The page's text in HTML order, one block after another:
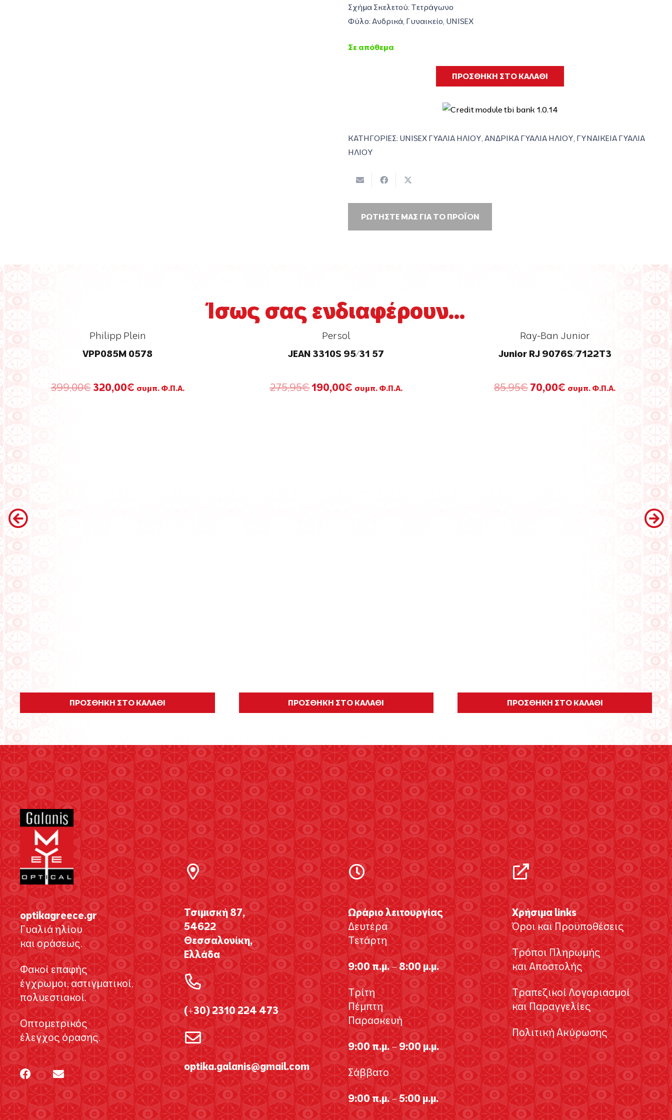
Σχήμα Σκελετού: Τετράγωνο
Φύλο: Ανδρικά, Γυναικείο, UNISEX
Σε απόθεμα
ΠΡΟΣΘΗΚΗ ΣΤΟ ΚΑΛΑΘΙ
ΚΑΤΗΓΟΡΙΕΣ: UNISEX ΓΥΑΛΙΑ ΗΛΙΟΥ, ΑΝΔΡΙΚΑ ΓΥΑΛΙΑ ΗΛΙΟΥ, ΓΥΝΑΙΚΕΙΑ ΓΥΑΛΙΑ
ΗΛΙΟΥ
ΡΩΤΗΣΤΕ ΜΑΣ ΓΙΑ ΤΟ ΠΡΟΪΟΝ
Ίσως σας ενδιαφέρουν...
Philipp Plein
VPP085M 0578
399,00€ Original
320,00€Ησυμπ. Φ.Π.Α.
ΠΡΟΣΘΗΚΗ ΣΤΟ ΚΑΛΑΘΙ
Persol
JEAN 3310S 95/31 57
275,95€Original
190,00€ Η
συμπ. Φ.Π.Α.
ΠΡΟΣΘΗΚΗ ΣΤΟ ΚΑΛΑΘΙ
Ray-Ban Junior
Junior RJ 9076S/7122T3
85,95€ Original
70,00€ Η
συμπ. Φ.Π.Α.
ΠΡΟΣΘΗΚΗ ΣΤΟ ΚΑΛΑΘΙ
optikagreece.gr
Γυαλιά ηλίου
και οράσεως.
Φακοί επαφής
έγχρωμοι, αστιγματικοί,
πολυεστιακοί.
Οπτομετρικός
έλεγχος όρασης.
Τσιμισκή 87,
54622
Θεσσαλονίκη,
Ελλάδα
(+30) 2310 224 473
optika.galanis@gmail.com
Ωράριο λειτουργίας
Δευτέρα
Τετάρτη
9:00 π.μ. – 8:00 μ.μ.
Τρίτη
Πέμπτη
Παρασκευή
9:00 π.μ. – 9:00 μ.μ.
Σάββατο
9:00 π.μ. – 5:00 μ.μ.
Χρήσιμα links
Όροι και Προϋποθέσεις
Τρόποι Πληρωμής
και Αποστολής
Τραπεζικοί Λογαριασμοί
και Παραγγελίες
Πολιτική Ακύρωσης